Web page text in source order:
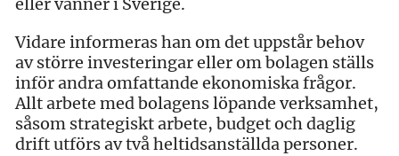
Vidare informeras han om det uppstår behov
av större investeringar eller om bolagen ställs
inför andra omfattande ekonomiska frågor.
Allt arbete med bolagens löpande verksamhet,
såsom strategiskt arbete, budget och daglig
drift utförs av två heltidsanställda personer.